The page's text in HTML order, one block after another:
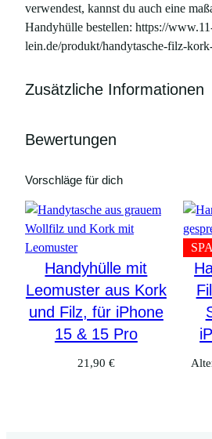
verwendest, kannst du auch eine
Handyhülle bestellen: https://
lein.de/produkt/handytasche-filz-
Zusätzliche Informationen
Bewertungen
Vorschläge für dich
Handyhülle mit
Leomuster aus Kork
und Filz, für iPhone
15 & 15 Pro
21,90 €